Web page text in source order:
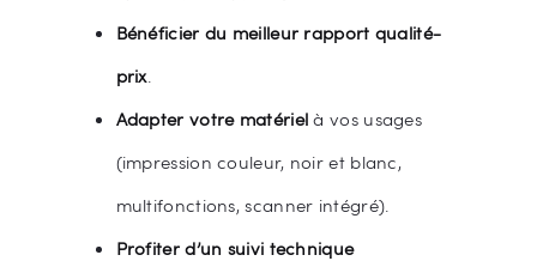
Bénéficier du meilleur rapport qualité-
prix
Adapter votre matériel à vos usages
(impression couleur, noir et blanc,
multifonctions, scanner intégré).
Profiter d’un suivi technique